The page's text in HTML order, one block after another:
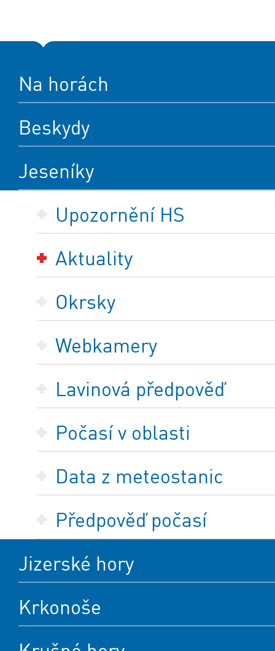
Na horách
Beskydy
Jeseníky
Upozornění HS
Aktuality
Okrsky
Webkamery
Lavinová předpověď
Počasí v oblasti
Data z meteostanic
Předpověď počasí
Jizerské hory
Krkonoše